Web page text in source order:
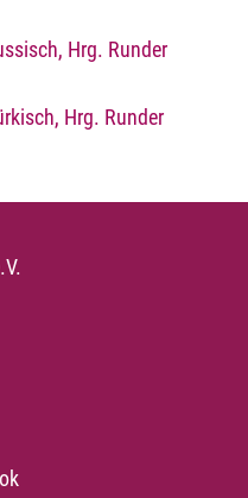
Hrg. Runder
Hrg. Runder